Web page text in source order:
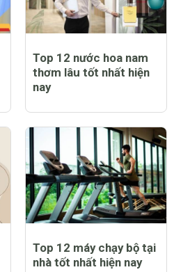
Top 12 nước hoa nam
thơm lâu tốt nhất hiện
nay
Top 12 máy chạy bộ tại
nhà tốt nhất hiện nay